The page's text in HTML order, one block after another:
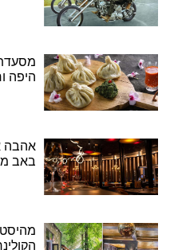
מסעדת
היפה
אהבה
באב